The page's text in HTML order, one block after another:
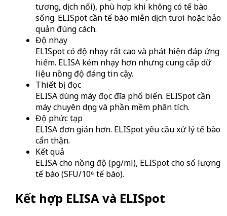
tương, dịch nổi), phù hợp khi không có tế bào
sống. ELISpot cần tế bào miễn dịch tươi hoặc bảo
quản đúng cách.
Độ nhạy
ELISpot có độ nhạy rất cao và phát hiện đáp ứng
hiếm. ELISA kém nhạy hơn nhưng cung cấp dữ
liệu nồng độ đáng tin cậy.
Thiết bị đọc
ELISA dùng máy đọc đĩa phổ biến. ELISpot cần
máy chuyên dụng và phần mềm phân tích.
Độ phức tạp
ELISA đơn giản hơn. ELISpot yêu cầu xử lý tế bào
cẩn thận.
Kết quả
ELISA cho nồng độ (pg/ml), ELISpot cho số lượng
tế bào (SFU/10⁶ tế bào).
Kết hợp ELISA và ELISpot